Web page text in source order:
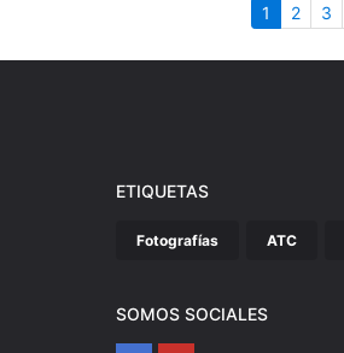
1 (actual)
2 3
ETIQUETAS
Fotografías ATC
SOMOS SOCIALES